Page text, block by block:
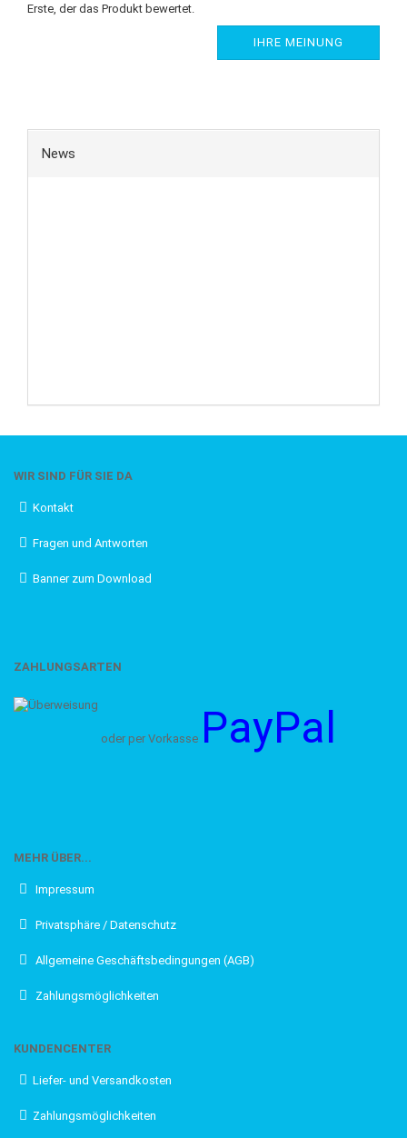
Erste, der das Produkt bewertet.
IHRE MEINUNG
News
WIR SIND FÜR SIE DA
Kontakt
Fragen und Antworten
Banner zum Download
ZAHLUNGSARTEN
oder per Vorkasse PayPal
MEHR ÜBER...
Impressum
Privatsphäre / Datenschutz
Allgemeine Geschäftsbedingungen (AGB)
Zahlungsmöglichkeiten
KUNDENCENTER
Liefer- und Versandkosten
Zahlungsmöglichkeiten